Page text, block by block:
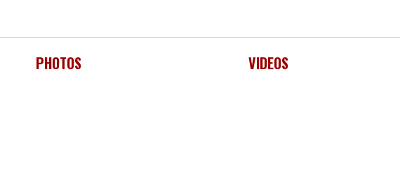
PHOTOS VIDEOS